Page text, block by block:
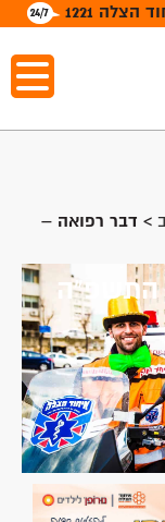
הצלה 1221
> דבר רפואה –
התשפ"ה